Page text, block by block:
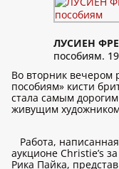
ЛУСИЕН
пособиям.
Во вторник вечером
пособиям» кисти
стала самым
живущим
Работа,
аукционе Christie’s
Рика Пайка,